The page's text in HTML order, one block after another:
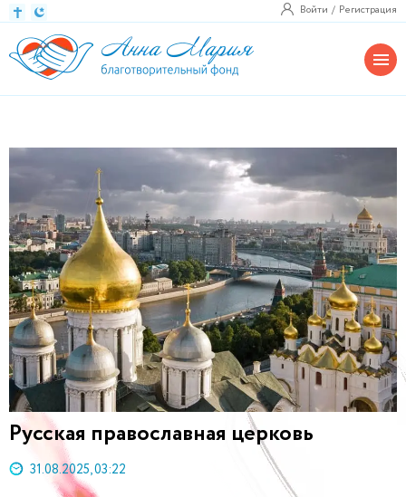
Войти Регистрация
Русская православная церковь
31.08.2025, 03:22